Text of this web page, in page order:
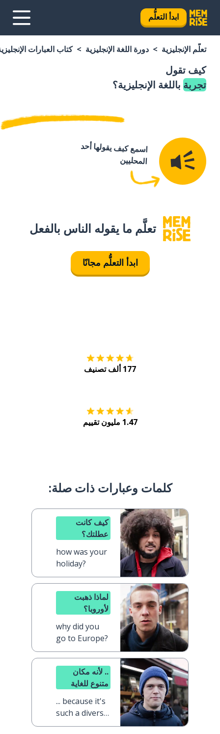
ابدأ التعلُّم
تعلَّم الإنجليزية دورة اللغة الإنجليزية كتاب العبارات
كيف تقول
تجربة باللغة الإنجليزية؟
اسمع كيف يقولها أحد
المحليين
تعلَّم ما يقوله الناس بالفعل
ابدأ التعلُّم مجانًا
177 ألف تصنيف
1.47 مليون تقييم
كلمات وعبارات ذات صلة:
كيف كانت
عطلتك؟
how was your
holiday?
لماذا ذهبت
لأوروبا؟
why did you
go to Europe?
.. لأنه مكان
متنوع للغاية
... because it's
such a diverse
place